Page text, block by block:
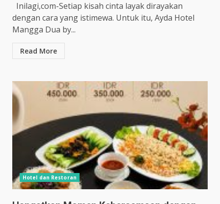
Inilagi,com-Setiap kisah cinta layak dirayakan
dengan cara yang istimewa. Untuk itu, Ayda Hotel
Mangga Dua by...
Read More
Hotel dan Restoran